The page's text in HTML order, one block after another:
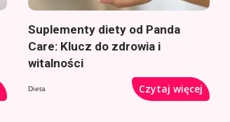
Suplementy diety od Panda
Care: Klucz do zdrowia i
witalności
Dieta Czytaj więcej